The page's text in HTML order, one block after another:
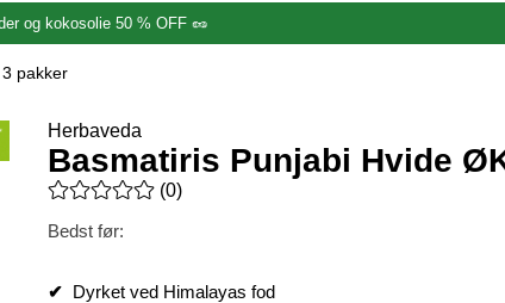
og kokosolie 50 % OFF 🥜
pakker
Herbaveda
Basmatiris Punjabi Hvide
Gennemsnitlig vurdering 0 ud af 5 Antal vurderinger 0
(0)
Bedst før:
✔
Dyrket ved Himalayas fod